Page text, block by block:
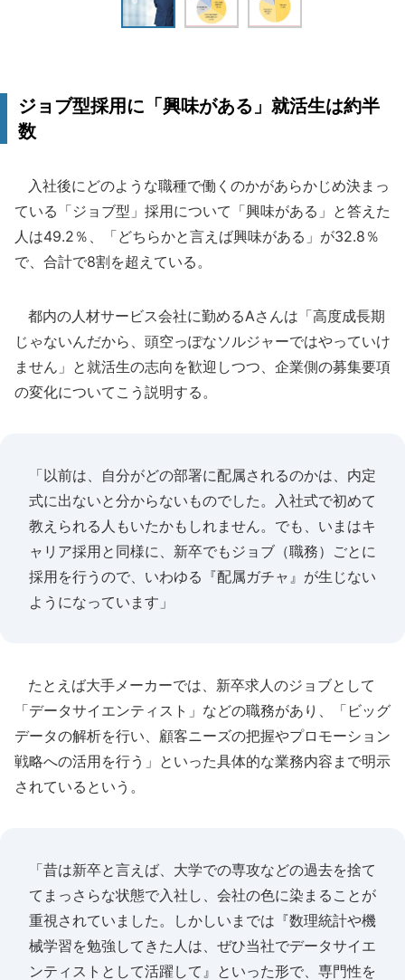
ジョブ型採用に「興味がある」就活生は約半
数
入社後にどのような職種で働くのかがあらかじめ決まっ
ている「ジョブ型」採用について「興味がある」と答えた
人は49.2％、「どちらかと言えば興味がある」が32.8％
で、合計で8割を超えている。
都内の人材サービス会社に勤めるAさんは「高度成長期
じゃないんだから、頭空っぽなソルジャーではやっていけ
ません」と就活生の志向を歓迎しつつ、企業側の募集要項
の変化についてこう説明する。
「以前は、自分がどの部署に配属されるのかは、内定
式に出ないと分からないものでした。入社式で初めて
教えられる人もいたかもしれません。でも、いまはキ
ャリア採用と同様に、新卒でもジョブ（職務）ごとに
採用を行うので、いわゆる『配属ガチャ』が生じない
ようになっています」
たとえば大手メーカーでは、新卒求人のジョブとして
「データサイエンティスト」などの職務があり、「ビッグ
データの解析を行い、顧客ニーズの把握やプロモーション
戦略への活用を行う」といった具体的な業務内容まで明示
されているという。
「昔は新卒と言えば、大学での専攻などの過去を捨て
てまっさらな状態で入社し、会社の色に染まることが
重視されていました。しかしいまでは『数理統計や機
械学習を勉強してきた人は、ぜひ当社でデータサイエ
ンティストとして活躍して』といった形で、専門性を